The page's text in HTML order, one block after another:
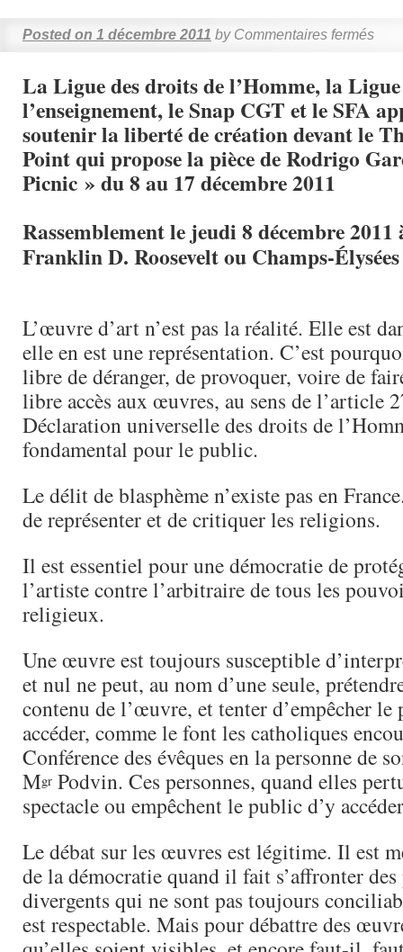
Posted on 1 décembre 2011 by Commentaires fermés
La Ligue des droits de l’Homme, la
l’enseignement, le Snap CGT et le SFA
soutenir la liberté de création devant le
Point qui propose la pièce de Rodrigo
Picnic » du 8 au 17 décembre 2011
Rassemblement le jeudi 8 décembre
Franklin D. Roosevelt ou Champs-
L’œuvre d’art n’est pas la réalité. Elle est
elle en est une représentation. C’est
libre de déranger, de provoquer, voire de
libre accès aux œuvres, au sens de l’article
Déclaration universelle des droits de
fondamental pour le public.
Le délit de blasphème n’existe pas en
de représenter et de critiquer les religions.
Il est essentiel pour une démocratie de
l’artiste contre l’arbitraire de tous les
religieux.
Une œuvre est toujours susceptible
et nul ne peut, au nom d’une seule,
contenu de l’œuvre, et tenter d’empêcher le
accéder, comme le font les catholiques
Conférence des évêques en la personne de
Mgr Podvin. Ces personnes, quand elles
spectacle ou empêchent le public d’y
Le débat sur les œuvres est légitime. Il est
de la démocratie quand il fait s’affronter
divergents qui ne sont pas toujours
est respectable. Mais pour débattre des